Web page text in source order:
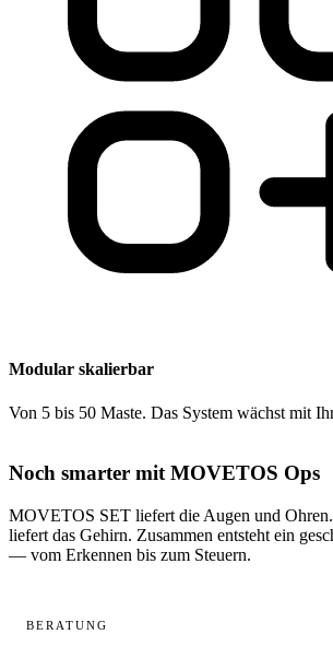
Modular skalierbar
Von 5 bis 50 Maste. Das System wächst mit
Noch smarter mit MOVETOS Ops
MOVETOS SET liefert die Augen und
liefert das Gehirn. Zusammen entsteht ein
— vom Erkennen bis zum Steuern.
BERATUNG